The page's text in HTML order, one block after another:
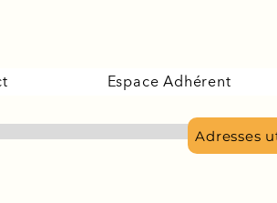
Espace Adhérent
Adresses